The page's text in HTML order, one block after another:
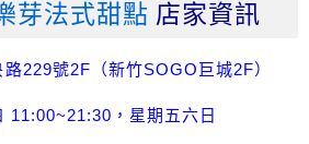
芽法式甜點 店家資訊
229號2F（新竹SOGO巨城2F）
11:00~21:30，星期五六日